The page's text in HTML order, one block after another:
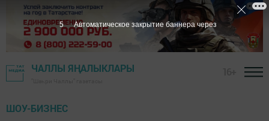
ЧАЛЛЫ ЯҢАЛЫКЛАРЫ
ШОУ-БИЗНЕС
4 Автоматическое закрытие баннера через